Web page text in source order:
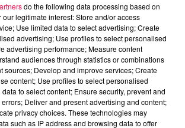
do the following data processing based on
legitimate interest: Store and/or access
Use limited data to select advertising; Create
advertising; Use profiles to select personalised
advertising performance; Measure content
audiences through statistics or combinations
sources; Develop and improve services; Create
content; Use profiles to select personalised
to select content; Ensure security, prevent and
Deliver and present advertising and content;
privacy choices. These technologies may
such as IP address and browsing data to offer